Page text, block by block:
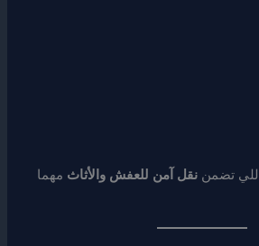
اللي تضمننقل آمن للعفش والأثاث مهما